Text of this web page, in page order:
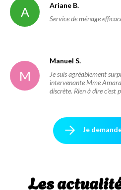
A
Ariane B.
Service de ménage
M
Manuel S.
Je suis agréablement
intervenante Mme
discrète. Rien à dire c'est
Je
Les